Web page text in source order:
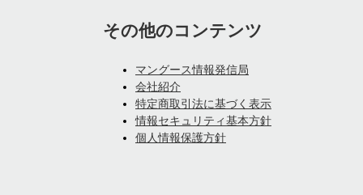
その他のコンテンツ
マングース情報発信局
会社紹介
特定商取引法に基づく表示
情報セキュリティ基本方針
個人情報保護方針